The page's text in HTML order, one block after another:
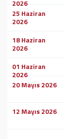
2026
25 Haziran
2026
18 Haziran
2026
01 Haziran
2026
20 Mayıs 2026
12 Mayıs 2026